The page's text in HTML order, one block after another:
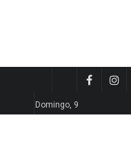
Domingo, 9